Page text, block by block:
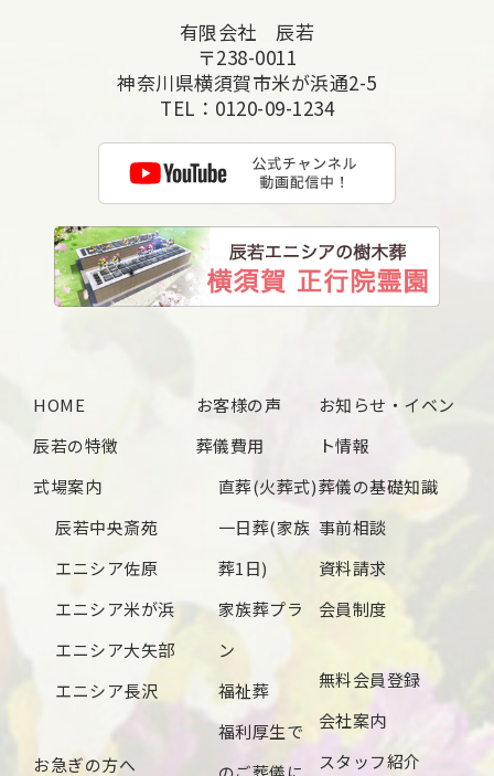
有限会社 辰若
〒238-0011
神奈川県横須賀市米が浜通2-5
TEL： 0120-09-1234
HOME
辰若の特徴
式場案内
辰若中央斎苑
エニシア佐原
エニシア米が浜
エニシア大矢部
エニシア長沢
お急ぎの方へ
お客様の声
葬儀費用
直葬(火葬式)
一日葬(家族
葬1日)
家族葬プラ
ン
福祉葬
福利厚生で
お知らせ・イベン
ト情報
葬儀の基礎知識
事前相談
資料請求
会員制度
無料会員登録
会社案内
スタッフ紹介